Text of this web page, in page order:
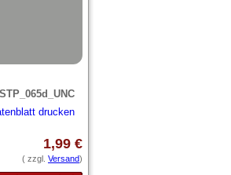
STP_065d_UNC
drucken
1,99 €
( zzgl. Versand)